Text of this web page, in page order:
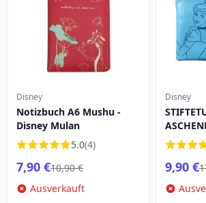
Disney
Notizbuch A6 Mushu -
Disney Mulan
5.0(4)
7,90 €10,90 €
Ausverkauft
Disney
BEGINNT
9,90 €